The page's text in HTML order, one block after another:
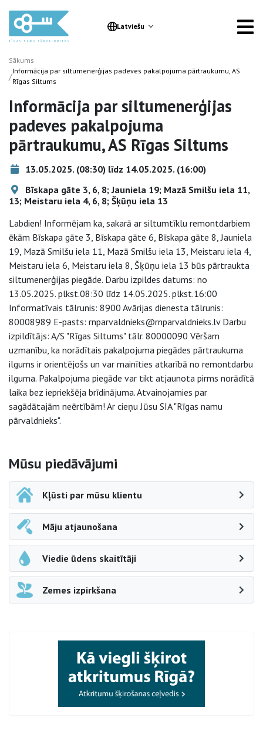
Latviešu
Sākums
/Informācija par siltumenerģijas padeves pakalpojuma pārtraukumu, AS
Rīgas Siltums
Informācija par siltumenerģijas
padeves pakalpojuma
pārtraukumu, AS Rīgas Siltums
13.05.2025. (08:30) līdz 14.05.2025. (16:00)
Bīskapa gāte 3, 6, 8; Jauniela 19; Mazā Smilšu iela 11,
13; Meistaru iela 4, 6, 8; Šķūņu iela 13
Labdien! Informējam ka, sakarā ar siltumtīklu remontdarbiem
ēkām Bīskapa gāte 3, Bīskapa gāte 6, Bīskapa gāte 8, Jauniela
19, Mazā Smilšu iela 11, Mazā Smilšu iela 13, Meistaru iela 4,
Meistaru iela 6, Meistaru iela 8, Šķūņu iela 13 būs pārtraukta
siltumenerģijas piegāde. Darbu izpildes datums: no
13.05.2025. plkst.08:30 līdz 14.05.2025. plkst.16:00
Informatīvais tālrunis: 8900 Avārijas dienesta tālrunis:
80008989 E-pasts: rnparvaldnieks@rnparvaldnieks.lv Darbu
izpildītājs: A/S "Rīgas Siltums" tālr. 80000090 Vēršam
uzmanību, ka norādītais pakalpojuma piegādes pārtraukuma
ilgums ir orientējošs un var mainīties atkarībā no remontdarbu
ilguma. Pakalpojuma piegāde var tikt atjaunota pirms norādītā
laika bez iepriekšēja brīdinājuma. Atvainojamies par
sagādātajām neērtībām! Ar cieņu Jūsu SIA "Rīgas namu
pārvaldnieks".
Sāna navigācija
Mūsu piedāvājumi
Kļūsti par mūsu klientu
Māju atjaunošana
Viedie ūdens skaitītāji
Zemes izpirkšana